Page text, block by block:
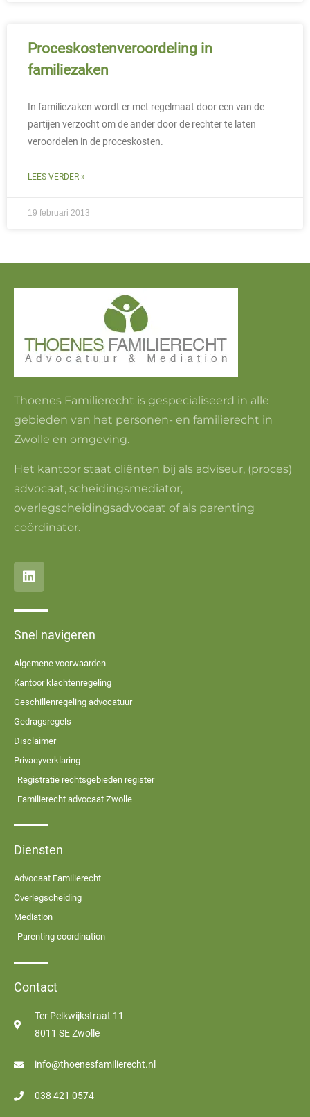
Proceskostenveroordeling in
familiezaken
In familiezaken wordt er met regelmaat door een van de
partijen verzocht om de ander door de rechter te laten
veroordelen in de proceskosten.
LEES VERDER »
19 februari 2013
Thoenes Familierecht is gespecialiseerd in alle
gebieden van het personen- en familierecht in
Zwolle en omgeving.
Het kantoor staat cliënten bij als adviseur, (proces)
advocaat, scheidingsmediator,
overlegscheidingsadvocaat of als parenting
coördinator.
Snel navigeren
Algemene voorwaarden
Kantoor klachtenregeling
Geschillenregeling advocatuur
Gedragsregels
Disclaimer
Privacyverklaring
Registratie rechtsgebieden register
Familierecht advocaat Zwolle
Diensten
Advocaat Familierecht
Overlegscheiding
Mediation
Parenting coordination
Contact
Ter Pelkwijkstraat 11
8011 SE Zwolle
info@thoenesfamilierecht.nl
038 421 0574